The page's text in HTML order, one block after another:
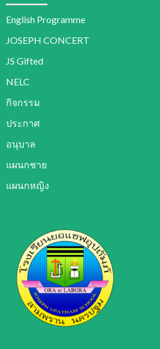
English Programme
JOSEPH CONCERT
JS Gifted
NELC
กิจกรรม
ประกาศ
อนุบาล
แผนกชาย
แผนกหญิง